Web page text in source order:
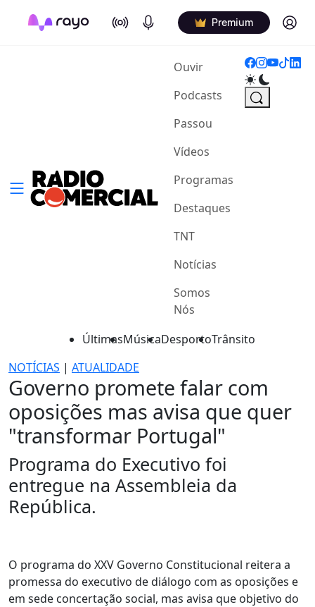
On Air Podcasts Premium Log in
Ouvir(current)
Podcasts
Passou
Vídeos
Programas
Destaques
TNT
Notícias
Somos
Nós
ÚltimasMúsicaDesportoTrânsito
NOTÍCIAS | ATUALIDADE
Governo promete falar com
oposições mas avisa que quer
"transformar Portugal"
Programa do Executivo foi
entregue na Assembleia da
República.
O programa do XXV Governo Constitucional reitera a
promessa do executivo de diálogo com as oposições e
em sede concertação social, mas avisa que objetivo do